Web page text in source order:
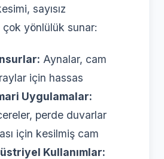
sayısız
yönlülük sunar:
Aynalar, cam
için hassas
Uygulamalar:
perde duvarlar
için kesilmiş cam
Kullanımlar: